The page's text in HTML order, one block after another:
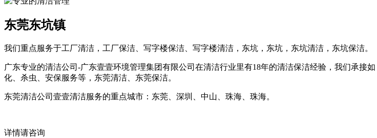
东莞东坑镇
我们重点服务于工厂清洁，工厂保洁、写字楼保洁、写字楼清洁，东坑，东坑，东坑清洁，东坑保洁。
广东专业的清洁公司-广东壹壹环境管理集团有限公司在清洁行业里有18年的清洁保洁经验，我们承
化、杀虫、安保服务等，东莞清洁、东莞保洁。
东莞清洁公司壹壹清洁服务的重点城市：东莞、深圳、中山、珠海、珠海。
详情请咨询